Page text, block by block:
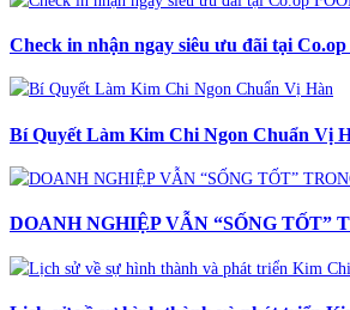
Check in nhận ngay siêu ưu đãi tại
Bí Quyết Làm Kim Chi Ngon Chuẩn Vị
DOANH NGHIỆP VẪN “SỐNG TỐT”